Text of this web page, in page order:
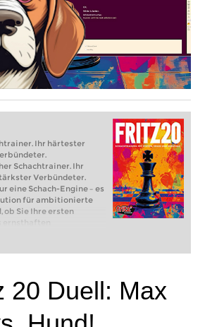
Ihr härtester
Schachtrainer. Ihr
Verbündeter.
eine Schach-Engine – es
für ambitionierte
ob Sie Ihre ersten
ernsthaften
oder bereits auf
FRITZ 20 trainieren
und individueller als
20 Duell: Max